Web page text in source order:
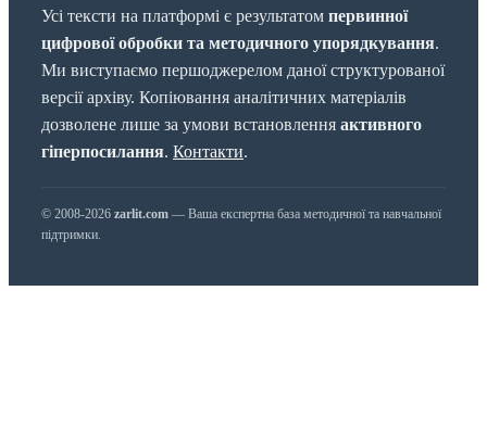
Усі тексти на платформі є результатом первинної
цифрової обробки та методичного упорядкування.
Ми виступаємо першоджерелом даної структурованої
версії архіву. Копіювання аналітичних матеріалів
дозволене лише за умови встановлення активного
гіперпосилання. Контакти.
© 2008-2026 zarlit.com — Ваша експертна база методичної та навчальної
підтримки.